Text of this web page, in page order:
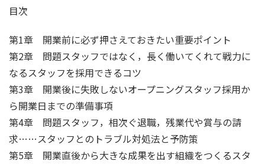
目次
第1章 開業前に必ず押さえておきたい重要ポイント
第2章 問題スタッフではなく，長く働いてくれて戦力に
なるスタッフを採用できるコツ
第3章 開業後に失敗しないオープニングスタッフ採用か
ら開業日までの準備事項
第4章 問題スタッフ，相次ぐ退職，残業代や賞与の請
求……スタッフとのトラブル対処法と予防策
第5章 開業直後から大きな成果を出す組織をつくるスタ